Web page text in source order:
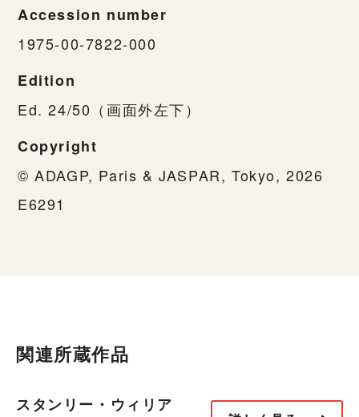
Accession number
1975-00-7822-000
Edition
Ed. 24/50（画面外左下）
Copyright
© ADAGP, Paris & JASPAR, Tokyo, 2026
E6291
関連所蔵作品
スタンリー・ウィリア